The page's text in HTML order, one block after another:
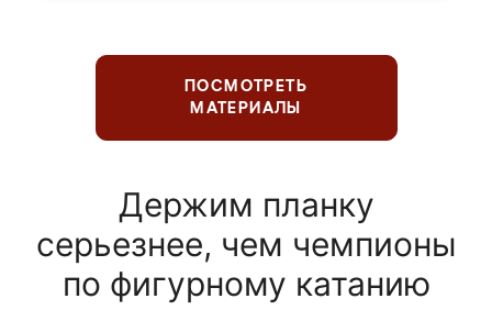
ПОСМОТРЕТЬ
МАТЕРИАЛЫ
Держим планку
серьезнее, чем чемпионы
по фигурному катанию